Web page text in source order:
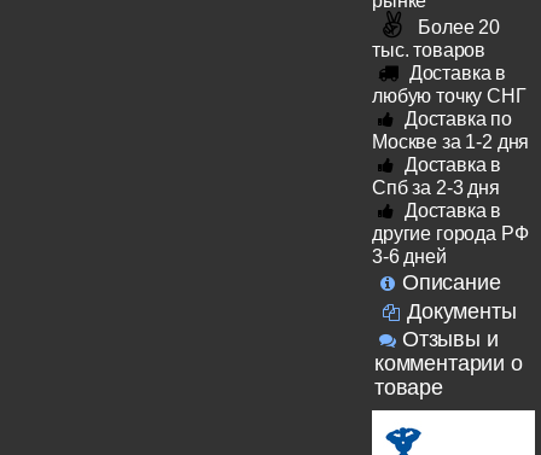
Более 20
тыс. товаров
Доставка в
любую точку СНГ
Доставка по
Москве за 1-2 дня
Доставка в
Спб за 2-3 дня
Доставка в
другие города РФ
3-6 дней
Описание
Документы
Отзывы и
комментарии о
товаре